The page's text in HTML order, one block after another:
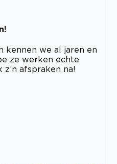
kennen we al jaren en
ze werken echte
afspraken na!